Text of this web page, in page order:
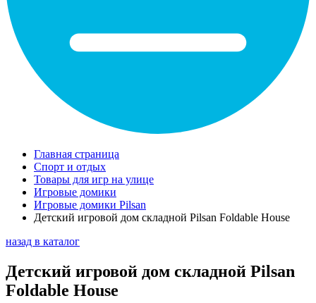
Главная страница
Спорт и отдых
Товары для игр на улице
Игровые домики
Игровые домики Pilsan
Детский игровой дом складной Pilsan Foldable House
назад в каталог
Детский игровой дом складной Pilsan
Foldable House